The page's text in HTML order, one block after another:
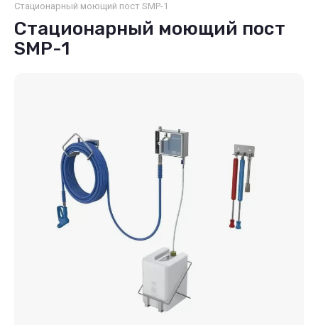
Стационарный моющий пост SMP-1
Стационарный моющий пост
SMP-1